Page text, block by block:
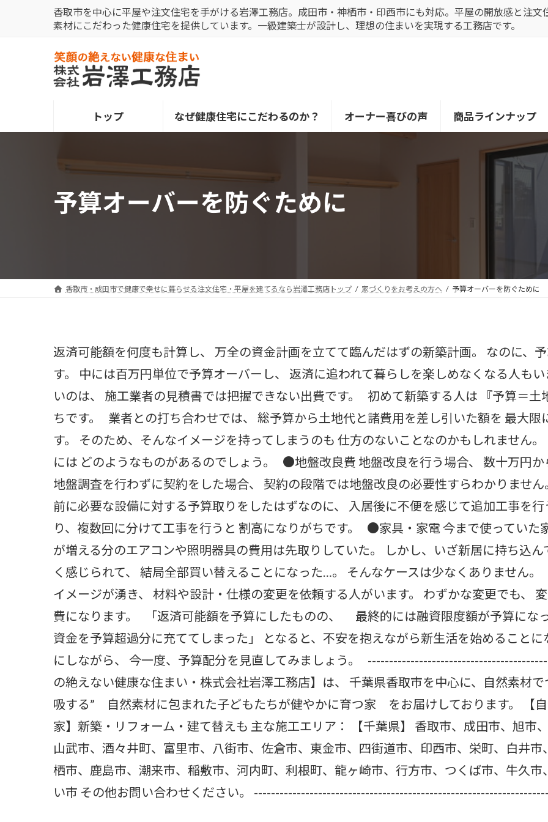
キ
に
香取市を中心に平屋や注文住宅を手がける岩澤工務店。成田市・神栖市・印西市にも対応。平屋の開放感と注文
素材にこだわった健康住宅を提供しています。一級建築士が設計し、理想の住まいを実現する工務店です。
トップ なぜ健康住宅にこだわるのか？ オーナー喜びの声 商品ラインナップ
予算オーバーを防ぐために
香取市・成田市で健康で幸せに暮らせる注文住宅・平屋を建てるなら岩澤工務店トップ 家づくりをお考えの方へ 予算オーバーを防ぐために
返済可能額を何度も計算し、 万全の資金計画を立てて臨んだはずの新築計画。 なのに、
す。 中には百万円単位で予算オーバーし、 返済に追われて暮らしを楽しめなくなる人も
いのは、 施工業者の見積書では把握できない出費です。 初めて新築する人は 『予算＝
ちです。 業者との打ち合わせでは、 総予算から土地代と諸費用を差し引いた額を 最大
す。 そのため、そんなイメージを持ってしまうのも 仕方のないことなのかもしれません
には どのようなものがあるのでしょう。 ●地盤改良費 地盤改良を行う場合、 数十万円
地盤調査を行わずに契約をした場合、 契約の段階では地盤改良の必要性すらわかりませ
前に必要な設備に対する予算取りをしたはずなのに、 入居後に不便を感じて追加工事を
り、複数回に分けて工事を行うと 割高になりがちです。 ●家具・家電 今まで使っていた
が増える分のエアコンや照明器具の費用は先取りしていた。 しかし、いざ新居に持ち込
く感じられて、 結局全部買い替えることになった…。 そんなケースは少なくありません
イメージが湧き、 材料や設計・仕様の変更を依頼する人がいます。 わずかな変更でも、
費になります。 「返済可能額を予算にしたものの、 最終的には融資限度額が予算にな
資金を予算超過分に充ててしまった」 となると、不安を抱えながら新生活を始めること
にしながら、 今一度、予算配分を見直してみましょう。
の絶えない健康な住まい・株式会社岩澤工務店】は、 千葉県香取市を中心に、自然
吸する” 自然素材に包まれた子どもたちが健やかに育つ家 をお届けしております。 【
家】新築・リフォーム・建て替えも 主な施工エリア： 【千葉県】 香取市、成田市、旭市
山武市、酒々井町、富里市、八街市、佐倉市、東金市、四街道市、印西市、栄町、白井
栖市、鹿島市、潮来市、稲敷市、河内町、利根町、龍ヶ崎市、行方市、つくば市、牛久
い市 その他お問い合わせください。